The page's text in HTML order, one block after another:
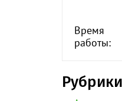
Время
работы: